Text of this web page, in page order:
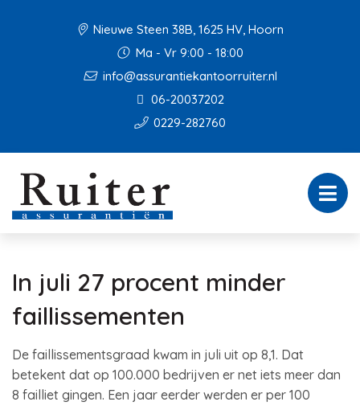
Nieuwe Steen 38B, 1625 HV, Hoorn
Ma - Vr 9:00 - 18:00
info@assurantiekantoorruiter.nl
06-20037202
0229-282760
In juli 27 procent minder
faillissementen
De faillissementsgraad kwam in juli uit op 8,1. Dat
betekent dat op 100.000 bedrijven er net iets meer dan
8 failliet gingen. Een jaar eerder werden er per 100